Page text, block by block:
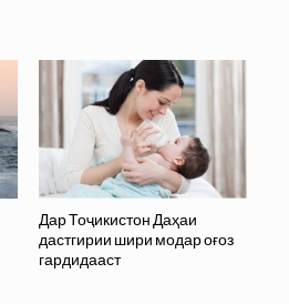
Дар Тоҷикистон Даҳаи
дастгирии шири модар оғоз
гардидааст